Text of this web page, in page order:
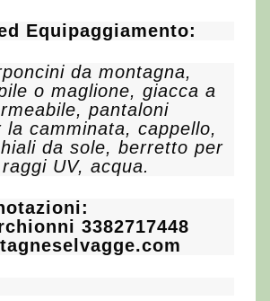
Equipaggiamento:
da montagna,
o maglione, giacca a
pantaloni
la camminata, cappello,
da sole, berretto per
UV, acqua.
3382717448